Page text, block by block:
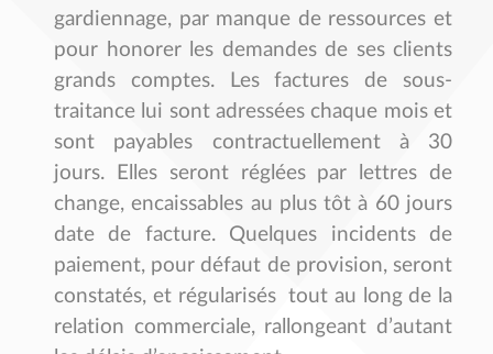
gardiennage, par manque de ressources et
pour honorer les demandes de ses clients
grands comptes.
Les factures de sous-
traitance lui sont adressées chaque mois et
sont payables contractuellement à 30
jours. Elles seront réglées par lettres de
change, encaissables au plus tôt à 60 jours
date de facture. Quelques incidents de
paiement, pour défaut de provision, seront
constatés, et régularisés tout au long de la
relation commerciale, rallongeant d’autant